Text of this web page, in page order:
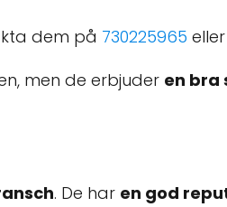
dem på 730225965
men de erbjuder en bra
. De har en god